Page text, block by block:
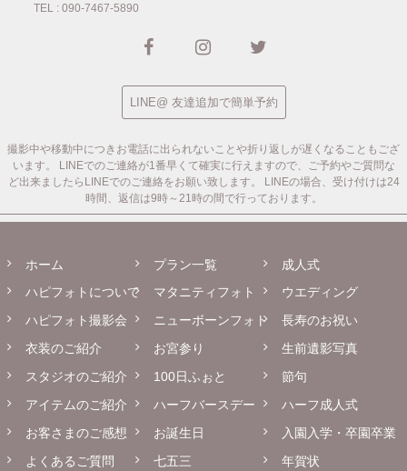
TEL : 090-7467-5890
LINE@ 友達追加で簡単予約
撮影中や移動中につきお電話に出られないことや折り返しが遅くなることもござ
います。
LINEでのご連絡が1番早くて確実に行えますので、ご予約やご質問な
ど出来ましたらLINEでのご連絡をお願い致します。
LINEの場合、受け付けは24
時間、返信は9時～21時の間で行っております。
ホーム
ハピフォトについて
ハピフォト撮影会
衣装のご紹介
スタジオのご紹介
アイテムのご紹介
お客さまのご感想
よくあるご質問
プラン一覧
マタニティフォト
ニューボーンフォト
お宮参り
100日ふぉと
ハーフバースデー
お誕生日
七五三
成人式
ウエディング
長寿のお祝い
生前遺影写真
節句
ハーフ成人式
入園入学・卒園卒業
年賀状